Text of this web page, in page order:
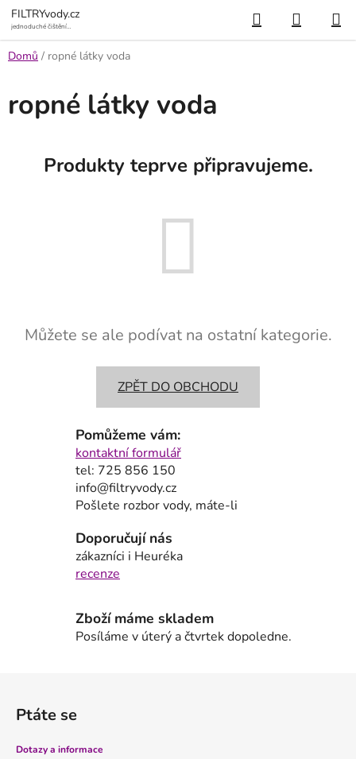
Přejít
na
obsah
FILTRYvody.cz
jednoduché čištění
Hledat
KOŠÍK
Domů / ropné látky voda
ropné látky voda
Produkty teprve připravujeme.
Můžete se ale podívat na ostatní kategorie.
ZPĚT DO OBCHODU
Pomůžeme vám:
kontaktní formulář
tel: 725 856 150
info@filtryvody.cz
Pošlete rozbor vody, máte-li
Doporučují nás
zákazníci i Heuréka
recenze
Zboží máme skladem
Posíláme v úterý a čtvrtek dopoledne.
Ptáte se
Dotazy a informace